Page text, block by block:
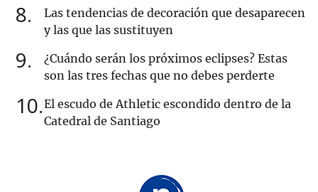
8
Las tendencias de decoración que desaparecen
y las que las sustituyen
9
¿Cuándo serán los próximos eclipses? Estas
son las tres fechas que no debes perderte
10 El escudo de Athletic escondido dentro de la
Catedral de Santiago